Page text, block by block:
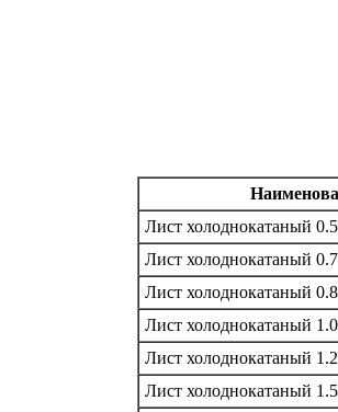
Лист холоднокатаный
Лист холоднокатаный
Лист холоднокатаный
Лист холоднокатаный
Лист холоднокатаный
Лист холоднокатаный